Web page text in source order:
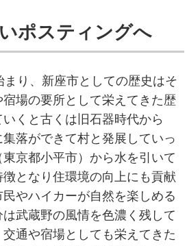
ポスティングへ
り、新座市としての歴史はそ
場の要所として栄えてきた歴
くと古くは旧石器時代から
落ができて村と発展していっ
京都小平市）から水を引いて
となり住環境の向上にも貢献
やハイカーが自然を楽しめる
武蔵野の風情を色濃く残して
通や宿場としても栄えてきた